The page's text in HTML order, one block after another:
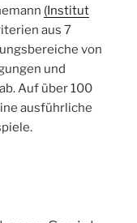
(Institut
aus 7
von
und
Auf über 100
ausführliche